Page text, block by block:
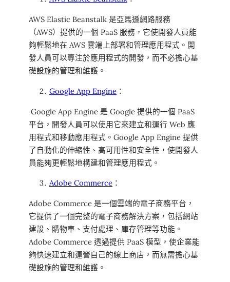
AWS Elastic Beanstalk 是亞馬遜網路服務
（AWS）提供的一個 PaaS 服務，它使開發人員能
夠輕鬆地在 AWS 雲端上部署和管理應用程式。開
發人員可以專注於應用程式的開發，而不必擔心基
礎設施的管理和維護。
Google App Engine ：
Google App Engine 是 Google 提供的一個 PaaS
平台，開發人員可以使用它來建立和運行 Web 應
用程式和移動應用程式。Google App Engine 提供
了自動化的伸縮性、高可用性和安全性，使開發人
員能夠更輕鬆地構建和管理應用程式。
Adobe Commerce ：
Adobe Commerce 是一個雲端的電子商務平台，
它提供了一個完整的電子商務解決方案，包括網站
建設、購物車、支付處理、庫存管理等功能。
Adobe Commerce 透過提供 PaaS 模型，使企業能
夠快速建立和運營自己的線上商店，而無需擔心基
礎設施的管理和維護。